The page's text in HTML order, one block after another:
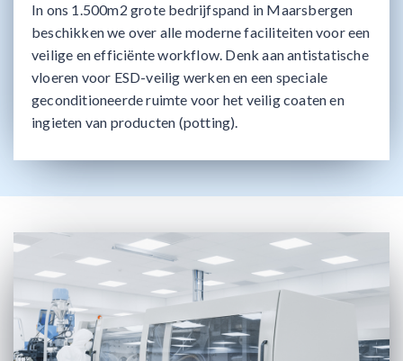
In ons 1.500m2 grote bedrijfspand in Maarsbergen
beschikken we over alle moderne faciliteiten voor een
veilige en efficiënte workflow. Denk aan antistatische
vloeren voor ESD-veilig werken en een speciale
geconditioneerde ruimte voor het veilig coaten en
ingieten van producten (potting).